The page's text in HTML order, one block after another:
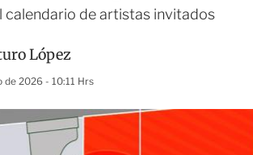
calendario de artistas invitados
López
de 2026 - 10:11 Hrs